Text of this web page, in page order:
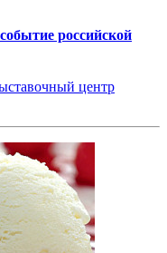
российской
центр